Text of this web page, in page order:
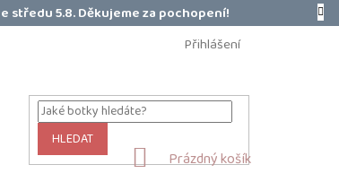
středu 5.8. Děkujeme za pochopení!
Přihlášení
HLEDAT
NÁKUPNÍ
Prázdný košík